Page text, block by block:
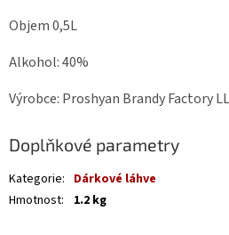
Objem 0,5L
Alkohol: 40%
Výrobce: Proshyan Brandy Factory
Doplňkové parametry
Kategorie: Dárkové láhve
Hmotnost: 1.2 kg